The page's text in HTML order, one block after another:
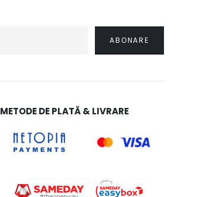
METODE DE PLATĂ & LIVRARE